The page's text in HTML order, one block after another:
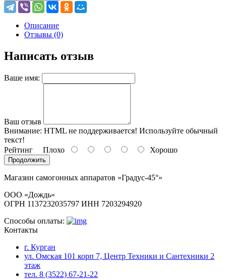
Описание
Отзывы (0)
Написать отзыв
Ваше имя:
Ваш отзыв
Внимание: HTML не поддерживается! Используйте обычный
текст!
Рейтинг Плохо Хорошо
Продолжить
Магазин самогонных аппаратов «Градус-45°»
ООО «Дождь»
ОГРН 1137232035797 ИНН 7203294920
Способы оплаты:
Контакты
г. Курган
ул. Омская 101 корп 7, Центр Техники и Сантехники 2
этаж
тел. 8 (3522) 67-21-22